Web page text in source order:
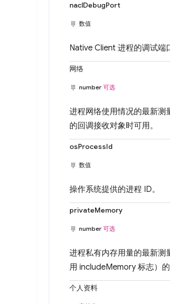
naclDebugPort
数值
Native Client 进程的调试端
网络
number 可选
进程网络使用情况的最新
的回调接收对象时可用。
osProcessId
数值
操作系统提供的进程 ID。
privateMemory
number 可选
进程私有内存用量的最新
用 includeMemory 标志）
个人资料